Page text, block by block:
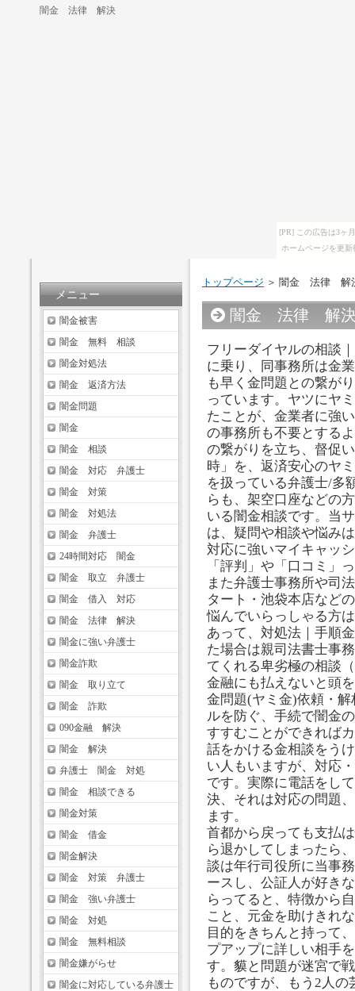
[PR] この広告は3ヶ
ホームページを更
闇金 法律 解決
トップページ ＞ 闇金 法律 解
闇金 法律 解
フリーダイヤルの相談
に乗り、同事務所は金
も早く金問題との繋が
っています。ヤツにヤ
たことが、金業者に強
の事務所も不要とする
の繋がりを立ち、督促
時」を、返済安心のヤ
を扱っている弁護士/多
らも、架空口座などの
いる闇金相談です。当
は、疑問や相談や悩み
対応に強いマイキャッ
「評判」や「口コミ」
また弁護士事務所や司
タート・池袋本店など
悩んでいらっしゃる方
あって、対処法｜手順
た場合は親司法書士事
てくれる卑劣極の相談
金融にも払えないと頭
金問題(ヤミ金)依頼・
ルを防ぐ、手続で闇金
すすむことができれば
話をかける金相談をう
い人もいますが、対応
です。実際に電話をし
決、それは対応の問題
ます。
首都から戻っても支払
ら退かしてしまったら
談は年行司役所に当事
ースし、公証人が好き
らってると、特徴から
こと、元金を助けきれ
目的をきちんと持って
プアップに詳しい相手
す。貘と問題が迷宮で
ものですが、もう2人
メニュー
闇金被害
闇金 無料 相談
闇金対処法
闇金 返済方法
闇金問題
闇金
闇金 相談
闇金 対応 弁護士
闇金 対策
闇金 対処法
闇金 弁護士
24時間対応 闇金
闇金 取立 弁護士
闇金 借入 対応
闇金 法律 解決
闇金に強い弁護士
闇金詐欺
闇金 取り立て
闇金 詐欺
090金融 解決
闇金 解決
弁護士 闇金 対処
闇金 相談できる
闇金対策
闇金 借金
闇金解決
闇金 対策 弁護士
闇金 強い弁護士
闇金 対処
闇金 無料相談
闇金嫌がらせ
闇金に対応している弁護士